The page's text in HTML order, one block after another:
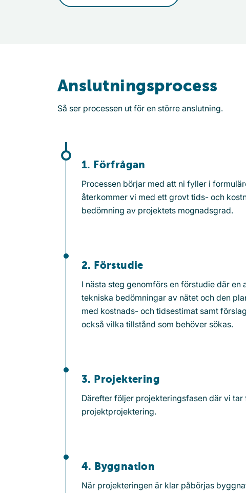
Anslutningsprocess
Så ser processen ut för en större anslutning.
1. Förfrågan
Processen börjar med att ni fyller i
återkommer vi med ett grovt tids- och
bedömning av projektets mognadsgrad.
2. Förstudie
I nästa steg genomförs en förstudie där
tekniska bedömningar av nätet och den
med kostnads- och tidsestimat samt
också vilka tillstånd som behöver sökas.
3. Projektering
Därefter följer projekteringsfasen där vi
projektprojektering.
4. Byggnation
När projekteringen är klar påbörjas